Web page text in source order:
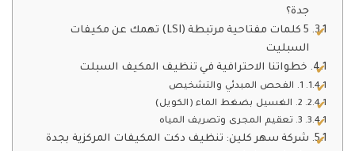
جدة؟
5 كلمات مفتاحية مرتبطة (LSI) تهمك عن مكيفات
السبليت
خطواتنا الاحترافية في تنظيف المكيف السبلت
1. الفحص المبدئي والتشخيص
2. الغسيل بضغط الماء (الكويل)
3. تعقيم المجرى وتصريف المياه
شركة سهر كلين: تنظيف دكت المكيفات المركزية بجدة